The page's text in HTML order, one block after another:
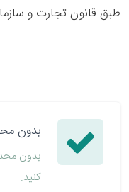
طبق قانون تجارت و
بدون
بدون
کنید.